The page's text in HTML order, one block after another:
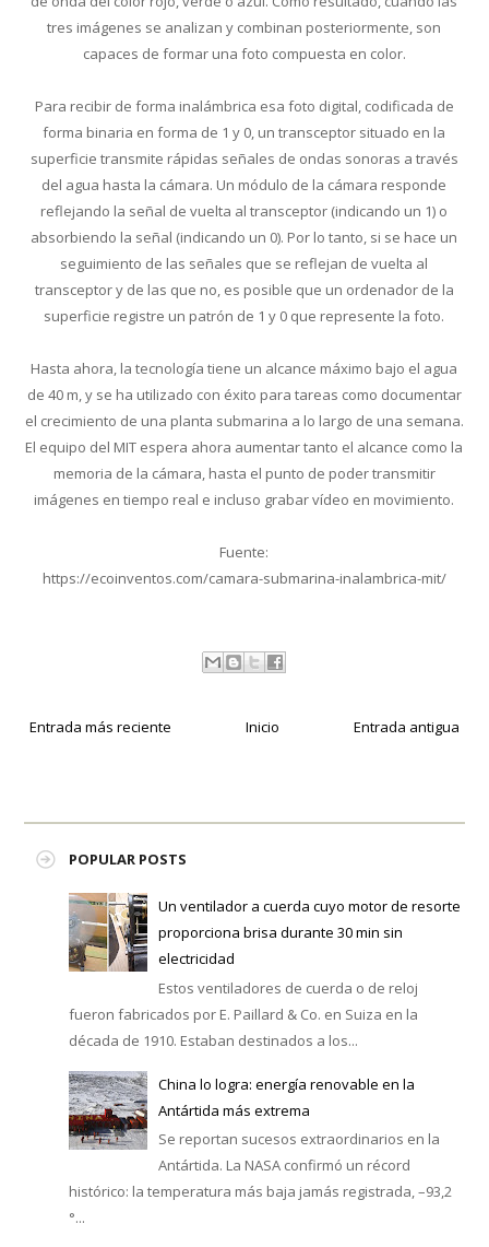
tres imágenes se analizan y combinan posteriormente, son
capaces de formar una foto compuesta en color.
Para recibir de forma inalámbrica esa foto digital, codificada de
forma binaria en forma de 1 y 0, un transceptor situado en la
superficie transmite rápidas señales de ondas sonoras a través
del agua hasta la cámara. Un módulo de la cámara responde
reflejando la señal de vuelta al transceptor (indicando un 1) o
absorbiendo la señal (indicando un 0). Por lo tanto, si se hace un
seguimiento de las señales que se reflejan de vuelta al
transceptor y de las que no, es posible que un ordenador de la
superficie registre un patrón de 1 y 0 que represente la foto.
Hasta ahora, la tecnología tiene un alcance máximo bajo el agua
de 40 m, y se ha utilizado con éxito para tareas como documentar
el crecimiento de una planta submarina a lo largo de una semana.
El equipo del MIT espera ahora aumentar tanto el alcance como la
memoria de la cámara, hasta el punto de poder transmitir
imágenes en tiempo real e incluso grabar vídeo en movimiento.
Fuente:
https://ecoinventos.com/camara-submarina-inalambrica-mit/
Entrada más reciente Entrada antigua
Inicio
POPULAR POSTS
Un ventilador a cuerda cuyo motor de resorte
proporciona brisa durante 30 min sin
electricidad
Estos ventiladores de cuerda o de reloj
fueron fabricados por E. Paillard & Co. en Suiza en la
década de 1910. Estaban destinados a los...
China lo logra: energía renovable en la
Antártida más extrema
Se reportan sucesos extraordinarios en la
Antártida. La NASA confirmó un récord
histórico: la temperatura más baja jamás registrada, –93,2
°...